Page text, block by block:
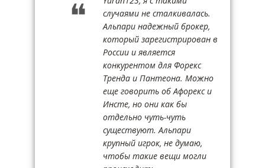
случаями не сталкивалась.
Альпари надежный брокер,
который зарегистрирован в
России и является
конкурентом для Форекс
Тренда и Пантеона. Можно
еще говорить об Афорекс и
Инсте, но они как бы
отдельно чуть-чуть
существуют. Альпари
крупный игрок, не думаю,
чтобы такие вещи могли